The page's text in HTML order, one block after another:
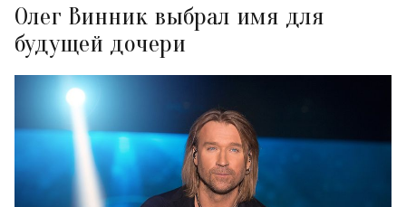
Олег Винник выбрал имя для
будущей дочери